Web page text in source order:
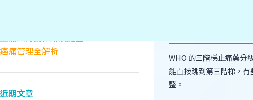
止痛藥的副作用及處置
癌痛管理全解析
近期文章
WHO 的三階梯止痛藥分
能直接跳到第三階梯，
整。